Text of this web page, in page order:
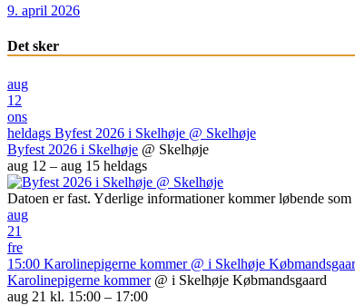
9. april 2026
Det sker
aug
12
ons
heldags Byfest 2026 i Skelhøje @ Skelhøje
Byfest 2026 i Skelhøje @ Skelhøje
aug 12 – aug 15 heldags
Datoen er fast. Yderlige informationer kommer løbende
aug
21
fre
15:00 Karolinepigerne kommer @ i Skelhøje
Karolinepigerne kommer @ i Skelhøje Købmandsgaard
aug 21 kl. 15:00 – 17:00